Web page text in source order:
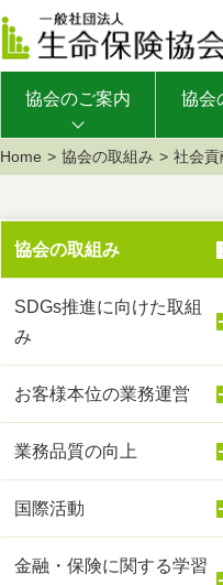
協会のご案内 協会
Home 協会の取組み 社会貢
協会の取組み
SDGs推進に向けた取組
み
お客様本位の業務運営
業務品質の向上
国際活動
金融・保険に関する学習